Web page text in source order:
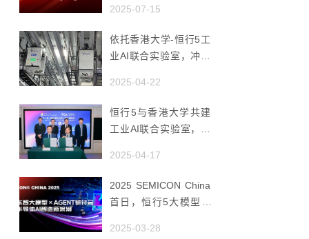
2025-07-15
依托香港大学-恒行5工
业AI联合实验室，冲破
花板”
2025-04-22
恒行5与香港大学共建
工业AI联合实验室，推
创新枢纽
2025-04-17
2025 SEMICON China
首日，恒行5大模型 ×
体AI智造新浪潮
2025-03-28